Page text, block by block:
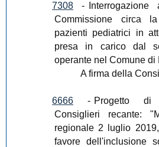
7308 -
Commissione circa
pazienti pediatrici in
presa in carico dal
operante nel Comune di
A firma della
6666 - Progetto di
Consiglieri recante:
regionale 2 luglio
favore dell'inclusione